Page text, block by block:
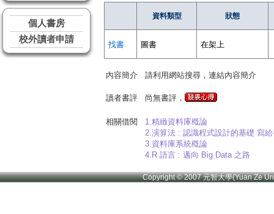
個人書房
校外讀者申請
資料類型 狀態
找書 圖書 在架上
內容簡介 請利用網站搜尋，連結內容簡介
讀者書評 尚無書評，
相關借閱
1.精緻資料庫槪論
2.演算法 : 認識程式設計的基礎 寫
3.資料庫系統槪論
4.R 語言 : 邁向 Big Data 之路
Copyright © 2007 元智大學(Yuan Ze